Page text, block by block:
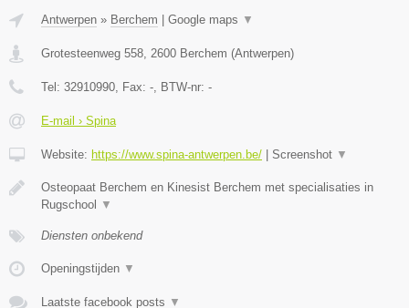
Antwerpen » Berchem Google maps ▼
Grotesteenweg 558 2600 Berchem (Antwerpen)
Tel: 32910990 , Fax: - , BTW-nr: -
E-mail › Spina
Website: https://www.spina-antwerpen.be/ Screenshot ▼
Osteopaat Berchem en Kinesist Berchem met specialisaties in
Rugschool
▼
Diensten onbekend
Openingstijden ▼
Laatste facebook posts ▼